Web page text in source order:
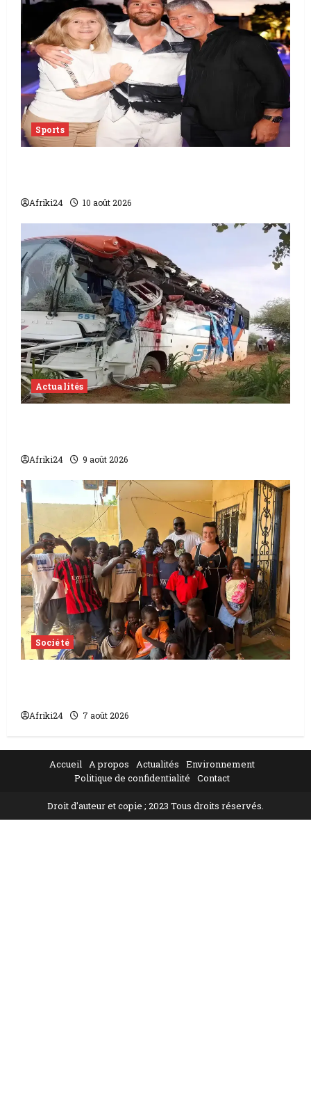
Sports
Afriki24 10 août 2026
Actualités
Afriki24 9 août 2026
Société
Afriki24 7 août 2026
Accueil A propos Actualités
Environnement
Politique de confidentialité
Contact
Droit d'auteur et copie ; 2023 Tous droits réservés.